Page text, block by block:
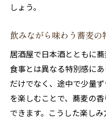
しょう。
飲みながら味わう蕎麦の
居酒屋で日本酒とともに
食事とは異なる特別感に
だけでなく、途中で少量
を楽しむことで、蕎麦の
できます。こうした楽し